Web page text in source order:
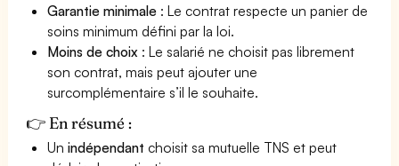
Garantie minimale : Le contrat respecte un panier de
soins minimum défini par la loi.
Moins de choix : Le salarié ne choisit pas librement
son contrat, mais peut ajouter une
surcomplémentaire s’il le souhaite.
👉 En résumé :
Unindépendant choisit sa mutuelle TNS et peut